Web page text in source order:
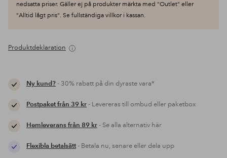
nedsatta priser. Gäller ej på produkter märkta med "Outlet" eller
"Alltid lågt pris". Se fullständiga villkor i kassan.
Produktdeklaration
Ny kund?- 30% rabatt på din dyraste vara*
Postpaket från 39 kr- Levereras till ombud eller paketbox
Hemleverans från 89 kr- Se alla alternativ här
Flexibla betalsätt- Betala nu, senare eller dela upp